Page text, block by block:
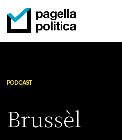
Pagella Politica Logo
PODCAST
Brussèl